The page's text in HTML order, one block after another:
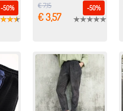
-50% -50%
€ 7,15
€ 3,57